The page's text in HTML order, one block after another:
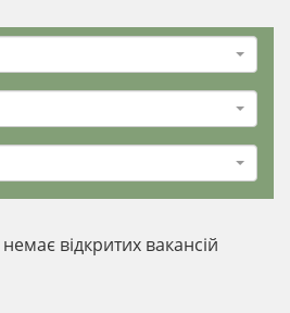
немає відкритих вакансій